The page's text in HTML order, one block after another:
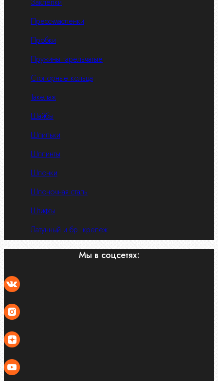
Пресс-масленки
Пробки
Пружины тарельчатые
Стопорные кольца
Такелаж
Шайбы
Шпильки
Шплинты
Шпонки
Шпоночная сталь
Штифты
Латунный и бр. крепеж
Мы в соцсетях: